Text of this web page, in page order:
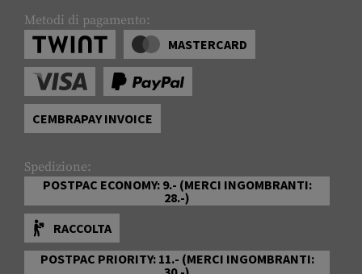
Metodi di pagamento:
MASTERCARD
CEMBRAPAY INVOICE
Spedizione:
POSTPAC ECONOMY: 9.- (MERCI INGOMBRANTI:
28.-)
RACCOLTA
POSTPAC PRIORITY: 11.- (MERCI INGOMBRANTI: